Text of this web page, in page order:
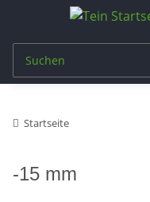
Startseite
-15 mm